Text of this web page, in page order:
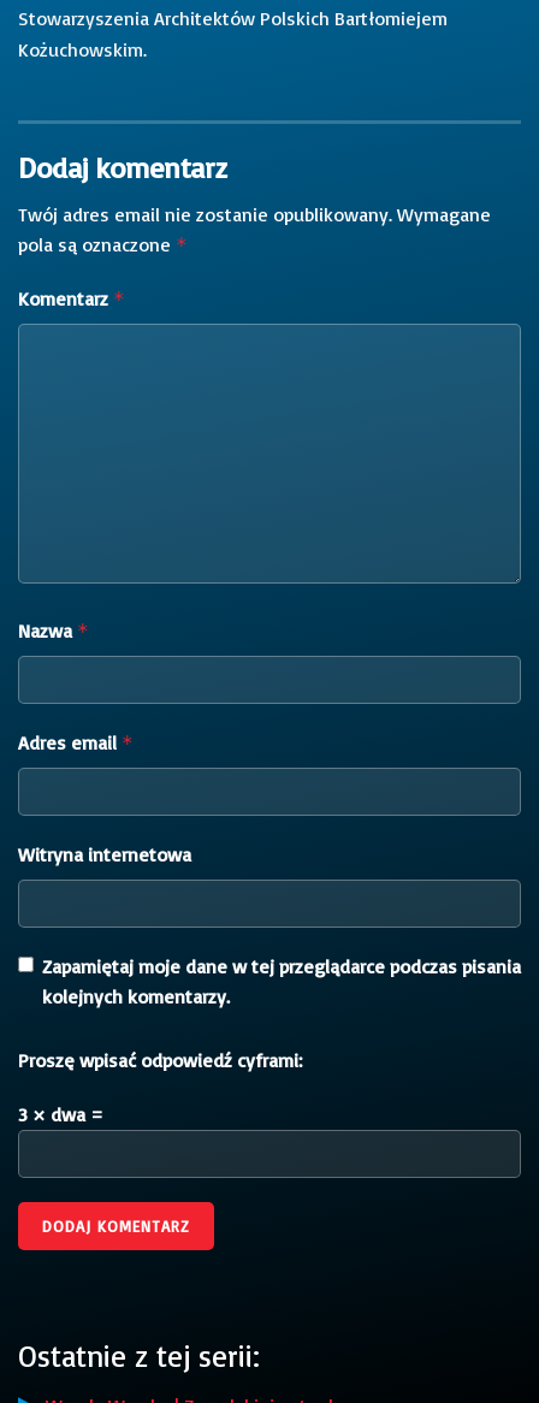
Stowarzyszenia Architektów Polskich Bartłomiejem
Kożuchowskim.
Dodaj komentarz
Twój adres email nie zostanie opublikowany. Wymagane
pola są oznaczone *
Komentarz *
Nazwa *
Adres email *
Witryna internetowa
Zapamiętaj moje dane w tej przeglądarce podczas pisania
kolejnych komentarzy.
Proszę wpisać odpowiedź cyframi:
3 × dwa =
Ostatnie z tej serii: